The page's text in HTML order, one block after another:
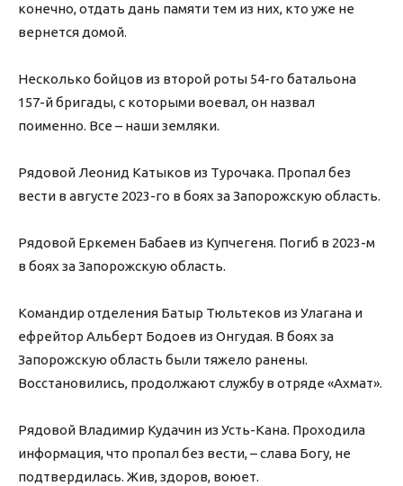
конечно, отдать дань памяти тем из них, кто уже не
вернется домой.
Несколько бойцов из второй роты 54-го батальона
157-й бригады, с которыми воевал, он назвал
поименно. Все – наши земляки.
Рядовой Леонид Катыков из Турочака. Пропал без
вести в августе 2023-го в боях за Запорожскую область.
Рядовой Еркемен Бабаев из Купчегеня. Погиб в 2023-м
в боях за Запорожскую область.
Командир отделения Батыр Тюльтеков из Улагана и
ефрейтор Альберт Бодоев из Онгудая. В боях за
Запорожскую область были тяжело ранены.
Восстановились, продолжают службу в отряде «Ахмат».
Рядовой Владимир Кудачин из Усть-Кана. Проходила
информация, что пропал без вести, – слава Богу, не
подтвердилась. Жив, здоров, воюет.